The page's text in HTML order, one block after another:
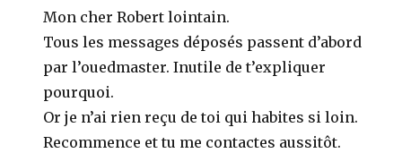
Mon cher Robert lointain.
Tous les messages déposés passent d’abord
par l’ouedmaster. Inutile de t’expliquer
pourquoi.
Or je n’ai rien reçu de toi qui habites si loin.
Recommence et tu me contactes aussitôt.